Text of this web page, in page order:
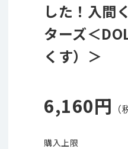
した！入間
ターズ＜
くす）＞
6,160円
購入上限